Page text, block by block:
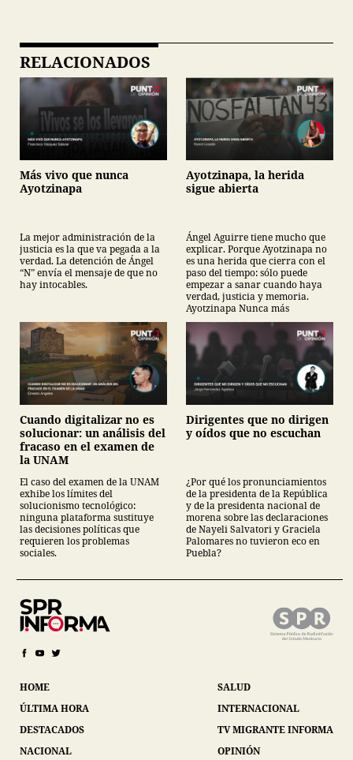
RELACIONADOS
Más vivo que nunca
Ayotzinapa
La mejor administración de la
justicia es la que va pegada a la
verdad. La detención de Ángel
“N” envía el mensaje de que no
hay intocables.
Ayotzinapa, la herida
sigue abierta
Ángel Aguirre tiene mucho que
explicar. Porque Ayotzinapa no
es una herida que cierra con el
paso del tiempo: sólo puede
empezar a sanar cuando haya
verdad, justicia y memoria.
Ayotzinapa Nunca más
Cuando digitalizar no es
solucionar: un análisis del
fracaso en el examen de
la UNAM
El caso del examen de la UNAM
exhibe los límites del
solucionismo tecnológico:
ninguna plataforma sustituye
las decisiones políticas que
requieren los problemas
sociales.
Dirigentes que no dirigen
y oídos que no escuchan
¿Por qué los pronunciamientos
de la presidenta de la República
y de la presidenta nacional de
morena sobre las declaraciones
de Nayeli Salvatori y Graciela
Palomares no tuvieron eco en
Puebla?
HOME
ÚLTIMA HORA
DESTACADOS
NACIONAL
SALUD
INTERNACIONAL
TV MIGRANTE INFORMA
OPINIÓN